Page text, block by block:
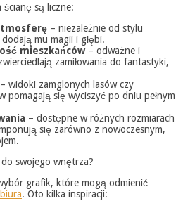
są liczne:
– niezależnie od stylu
mu magii i głębi.
mieszkańców– odważne i
zamiłowania do fantastyki,
– widoki zamglonych lasów czy
pomagają się wyciszyć po dniu pełnym
– dostępne w różnych rozmiarach
się zarówno z nowoczesnym,
swojego wnętrza?
grafik, które mogą odmienić
biura. Oto kilka inspiracji: